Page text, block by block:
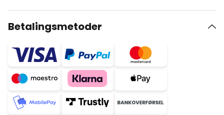
Betalingsmetoder